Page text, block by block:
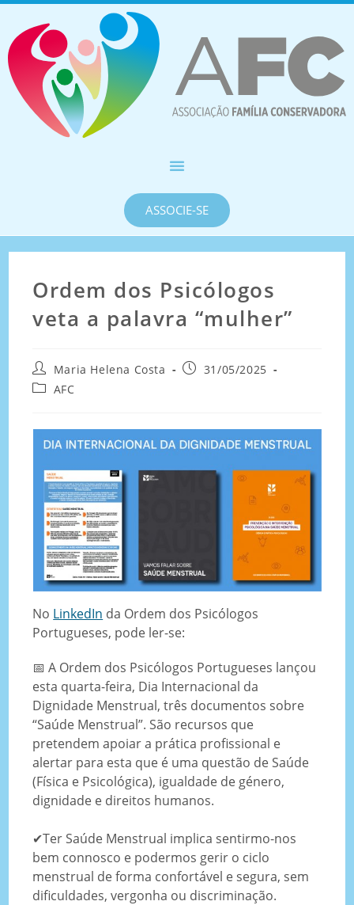
ASSOCIE-SE
Ordem dos Psicólogos
veta a palavra “mulher”
Maria Helena Costa
31/05/2025
AFC
No LinkedIn da Ordem dos Psicólogos
Portugueses, pode ler-se:
📅 A Ordem dos Psicólogos Portugueses lançou
esta quarta-feira, Dia Internacional da
Dignidade Menstrual, três documentos sobre
“Saúde Menstrual”. São recursos que
pretendem apoiar a prática profissional e
alertar para esta que é uma questão de Saúde
(Física e Psicológica), igualdade de género,
dignidade e direitos humanos.
✔Ter Saúde Menstrual implica sentirmo-nos
bem connosco e podermos gerir o ciclo
menstrual de forma confortável e segura, sem
dificuldades, vergonha ou discriminação.